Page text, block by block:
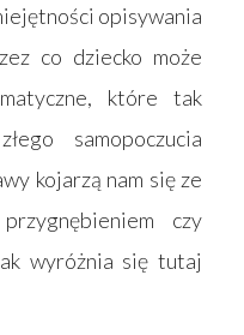
opisywania
co dziecko może
które tak
samopoczucia
kojarzą nam się ze
czy
wyróżnia się tutaj